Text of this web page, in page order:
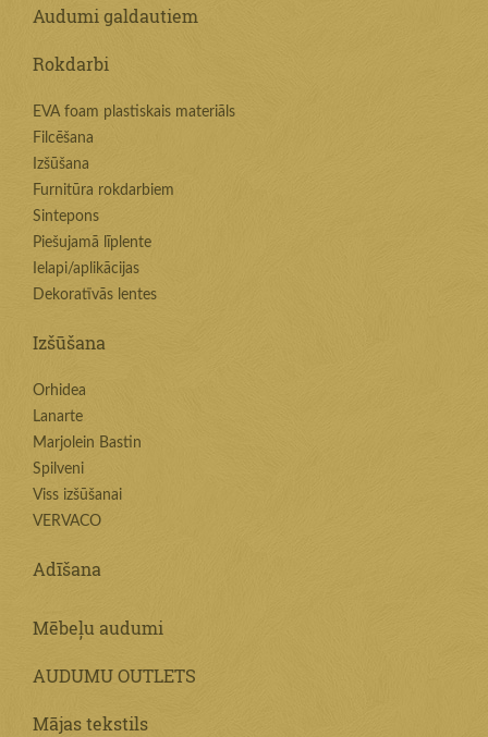
Audumi galdautiem
Rokdarbi
EVA foam plastiskais materiāls
Filcēšana
Izšūšana
Furnitūra rokdarbiem
Sintepons
Piešujamā līplente
Ielapi/aplikācijas
Dekoratīvās lentes
Izšūšana
Orhidea
Lanarte
Marjolein Bastin
Spilveni
Viss izšūšanai
VERVACO
Adīšana
Mēbeļu audumi
AUDUMU OUTLETS
Mājas tekstils